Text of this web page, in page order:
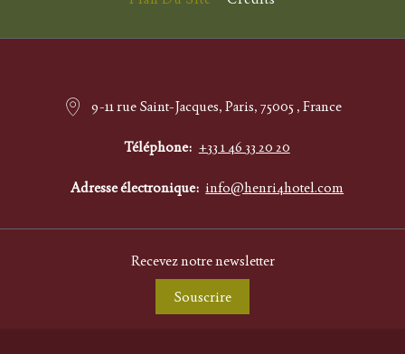
9-11 rue Saint-Jacques, Paris, 75005 , France
Téléphone +33 1 46 33 20 20
Adresse électronique info@henri4hotel.com
Recevez notre newsletter
Souscrire